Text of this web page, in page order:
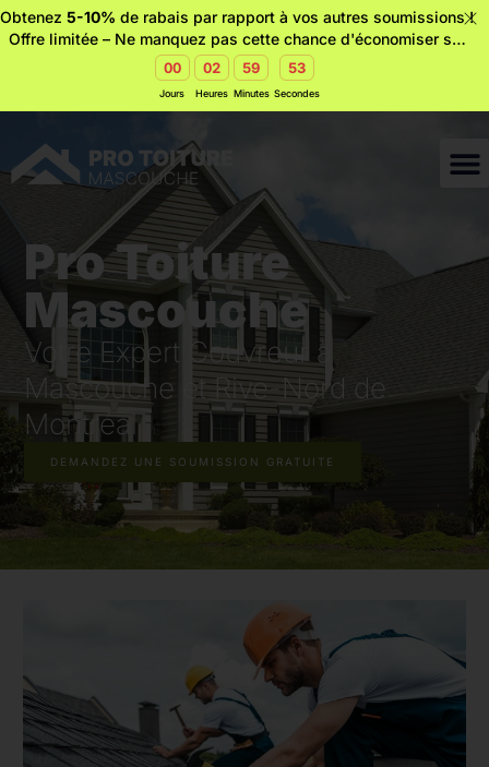
Obtenez 5-10% de rabais par rapport à vos autres soumissions !
Offre limitée – Ne manquez pas cette chance d'économiser sur
votre toiture.🔥
00
Jours
02
Heures
59
Minutes
52
Secondes
Pro Toiture
Mascouche
Votre Expert Couvreur à
Mascouche et Rive-Nord de
Montréal
DEMANDEZ UNE SOUMISSION GRATUITE